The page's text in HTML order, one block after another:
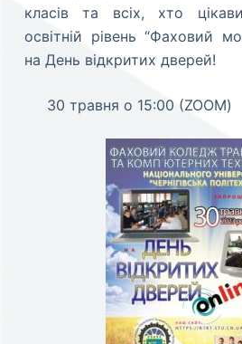
м
с
класів та всіх, хто
освітній рівень “Фаховий
на День відкритих дверей!
30 травня о 15:00 (ZOOM)